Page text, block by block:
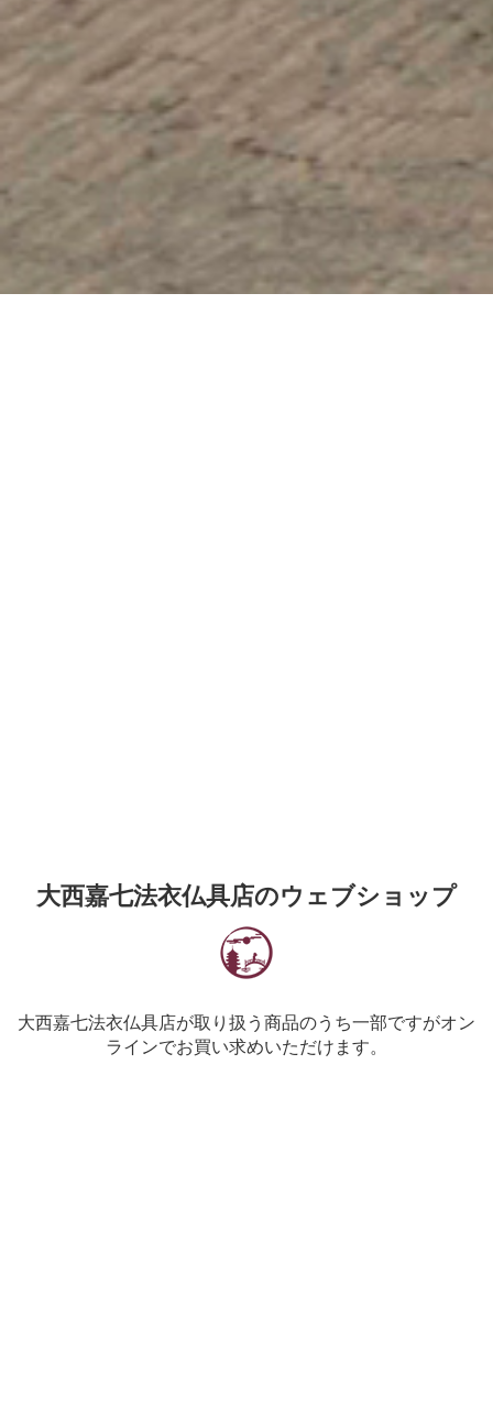
大西嘉七法衣仏具店のウェブショップ
大西嘉七法衣仏具店が取り扱う商品のうち一部ですがオン
ラインでお買い求めいただけます。